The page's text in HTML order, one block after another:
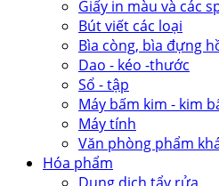
Giấy in màu và các
Bút viết các loại
Bìa còng, bìa đựng
Dao - kéo -thước
Sổ - tập
Máy bấm kim - kim
Máy tính
Văn phòng phẩm
Hóa phẩm